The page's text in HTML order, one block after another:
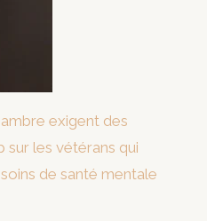
exigent des
sur les vétérans qui
de santé mentale